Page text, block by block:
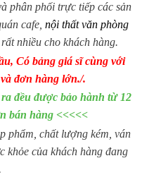
phân phối trực tiếp các sản
cafe, nội thất văn phòng
nhiều cho khách hàng.
Có bảng giá sĩ cùng với
đơn hàng lớn./.
đều được bảo hành từ 12
bán hàng <<<<<
phẩm, chất lượng kém, ván
khỏe của khách hàng đang